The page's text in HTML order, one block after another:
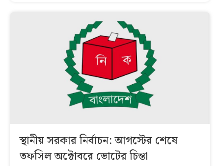
স্থানীয় সরকার নির্বাচন: আগস্টের শেষে
তফসিল অক্টোবরে ভোটের চিন্তা